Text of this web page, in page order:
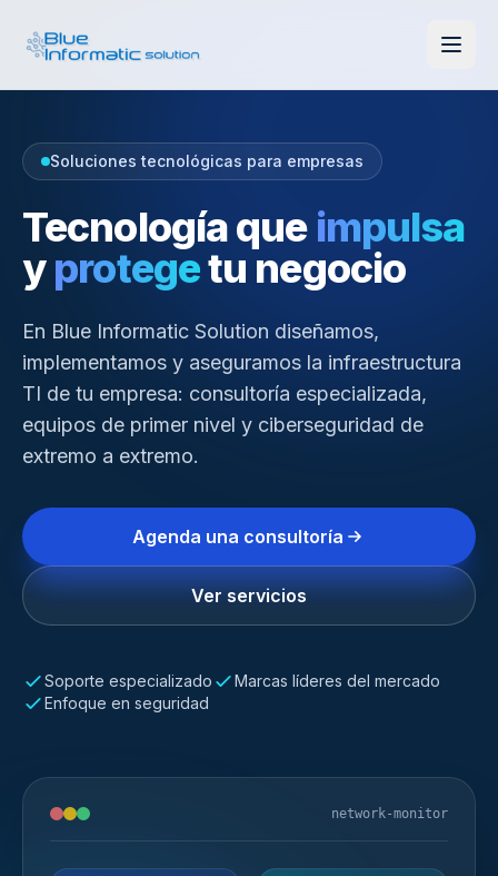
Soluciones tecnológicas para empresas
Tecnología que impulsa
yprotegetu negocio
En Blue Informatic Solution diseñamos,
implementamos y aseguramos la infraestructura
TI de tu empresa: consultoría especializada,
equipos de primer nivel y ciberseguridad de
extremo a extremo.
Agenda una consultoría
Ver servicios
Soporte especializado
Marcas líderes del mercado
Enfoque en seguridad
network-monitor